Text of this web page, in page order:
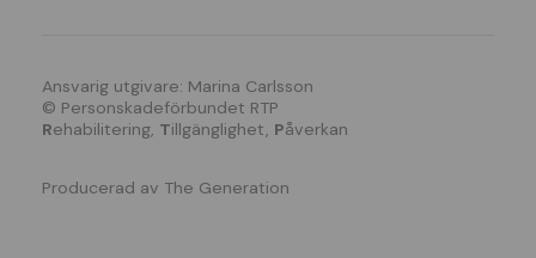
Ansvarig utgivare: Marina Carlsson
© Personskadeförbundet RTP
Rehabilitering, Tillgänglighet, Påverkan
Producerad av The Generation